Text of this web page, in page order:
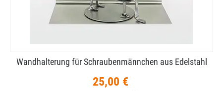
Wandhalterung für Schraubenmännchen aus Edelstahl
25,00 €